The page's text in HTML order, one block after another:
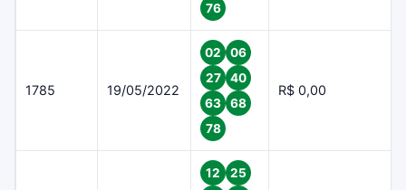
76
1785 19/05/2022
02
06
27
40
63
68
78
R$ 0,00
12
25